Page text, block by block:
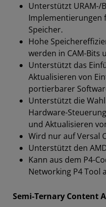
Unterstützt URAM-/
Implementierungen
Speicher.
Hohe
werden in CAM-Bits
Unterstützt das
Aktualisieren von
portierbarer
Unterstützt die
Hardware-
und Aktualisieren
Wird nur auf Versal
Unterstützt den
Kann aus dem P4-
Networking P4 Tool
Semi-Ternary Content